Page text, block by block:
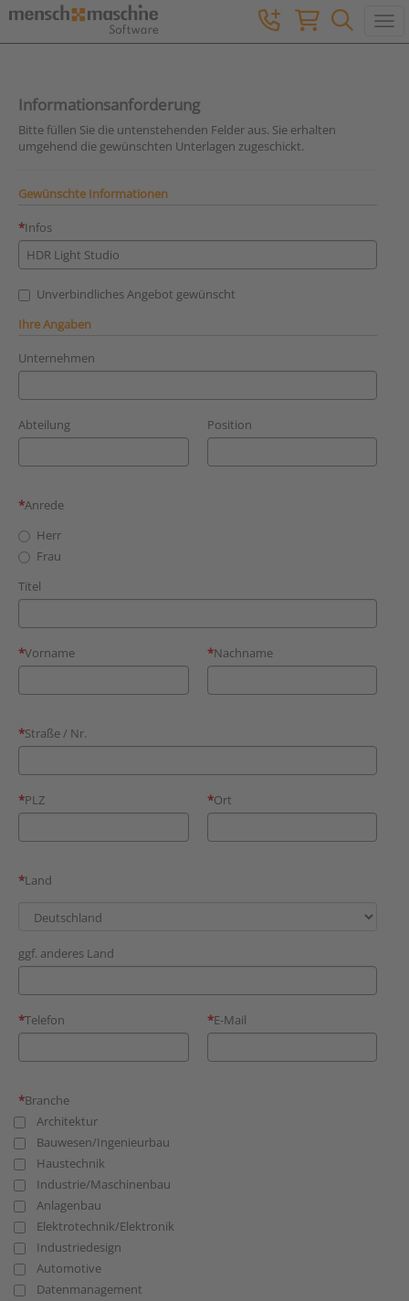
Informationsanforderung
Bitte füllen Sie die untenstehenden Felder aus. Sie erhalten
umgehend die gewünschten Unterlagen zugeschickt.
Gewünschte Informationen
Infos
Unverbindliches Angebot gewünscht
Ihre Angaben
Unternehmen
Abteilung Position
Anrede
Herr
Frau
Titel
Vorname Nachname
Straße / Nr.
PLZ Ort
Land
ggf. anderes Land
Telefon E-Mail
Branche
Architektur
Bauwesen/Ingenieurbau
Haustechnik
Industrie/Maschinenbau
Anlagenbau
Elektrotechnik/Elektronik
Industriedesign
Automotive
Datenmanagement